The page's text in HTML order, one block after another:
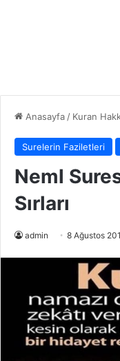
Anasayfa/ Kuran
Surelerin Faziletleri
Neml
Sırları
admin 8 Ağustos